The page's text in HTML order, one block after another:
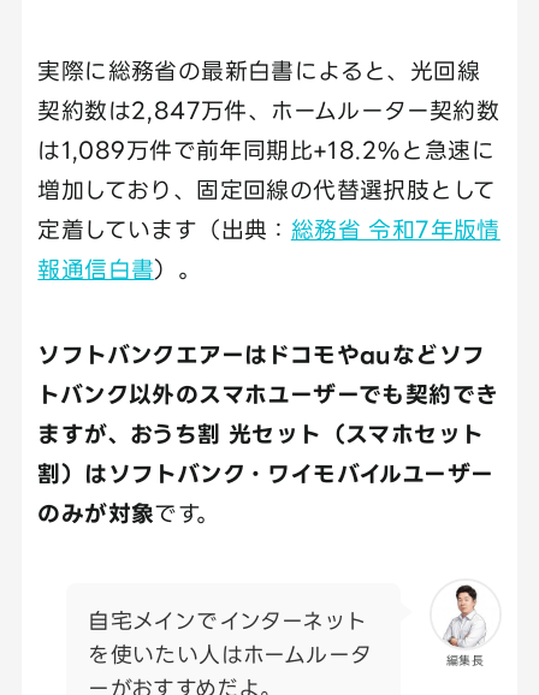
実際に総務省の最新白書によると、光回線
契約数は2,847万件、ホームルーター契約数
は1,089万件で前年同期比+18.2%と急速に
増加しており、固定回線の代替選択肢として
定着しています（出典： 総務省 令和7年版情
報通信白書）。
ソフトバンクエアーはドコモやauなどソフ
トバンク以外のスマホユーザーでも契約でき
ますが、おうち割 光セット（スマホセット
割）はソフトバンク・ワイモバイルユーザー
のみが対象です。
編集長
自宅メインでインターネット
を使いたい人はホームルータ
ーがおすすめだよ。